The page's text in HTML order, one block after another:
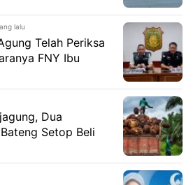
lalu
Telah Periksa
FNY Ibu
Dua
Setop Beli